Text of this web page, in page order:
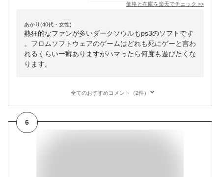
価格と在庫を楽天でチェック >>
あかり(40代・女性)
熱狂的なファンが多いダークソウルもps3のソフトです
。フロムソフトウェアのゲームはどれも死にゲーと言わ
れるくらい一癖ありますがハマったら何度も遊びたくな
ります。
全てのおすすめコメント（2件）
6